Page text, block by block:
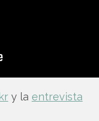
y la entrevista